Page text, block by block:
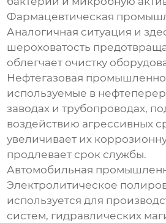
Фармацевтическая
Аналогичная ситуация и
шероховатость
облегчает очистку
Нефтегазовая
используемые в
заводах и трубопроводах,
воздействию агрессивных
увеличивает их
продлевает срок службы.
Автомобильная
Электролитическое
используется для
систем, гидравлических